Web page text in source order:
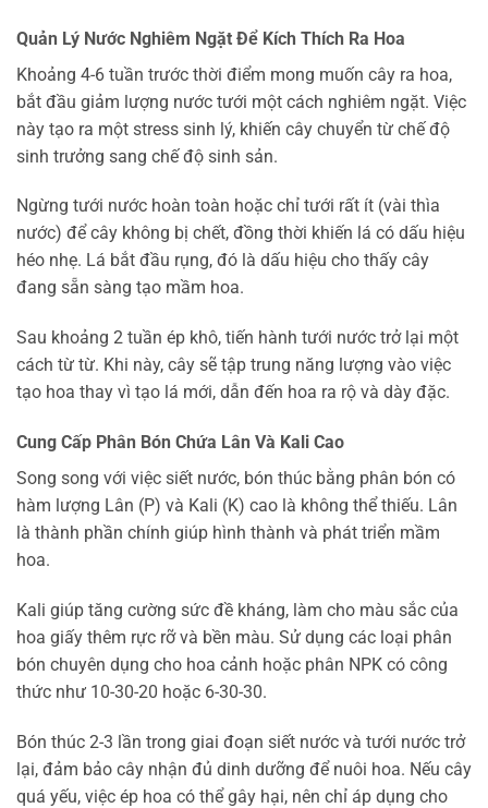
Quản Lý Nước Nghiêm Ngặt Để Kích Thích Ra Hoa
Khoảng 4-6 tuần trước thời điểm mong muốn cây ra hoa,
bắt đầu giảm lượng nước tưới một cách nghiêm ngặt. Việc
này tạo ra một stress sinh lý, khiến cây chuyển từ chế độ
sinh trưởng sang chế độ sinh sản.
Ngừng tưới nước hoàn toàn hoặc chỉ tưới rất ít (vài thìa
nước) để cây không bị chết, đồng thời khiến lá có dấu hiệu
héo nhẹ. Lá bắt đầu rụng, đó là dấu hiệu cho thấy cây
đang sẵn sàng tạo mầm hoa.
Sau khoảng 2 tuần ép khô, tiến hành tưới nước trở lại một
cách từ từ. Khi này, cây sẽ tập trung năng lượng vào việc
tạo hoa thay vì tạo lá mới, dẫn đến hoa ra rộ và dày đặc.
Cung Cấp Phân Bón Chứa Lân Và Kali Cao
Song song với việc siết nước, bón thúc bằng phân bón có
hàm lượng Lân (P) và Kali (K) cao là không thể thiếu. Lân
là thành phần chính giúp hình thành và phát triển mầm
hoa.
Kali giúp tăng cường sức đề kháng, làm cho màu sắc của
hoa giấy thêm rực rỡ và bền màu. Sử dụng các loại phân
bón chuyên dụng cho hoa cảnh hoặc phân NPK có công
thức như 10-30-20 hoặc 6-30-30.
Bón thúc 2-3 lần trong giai đoạn siết nước và tưới nước trở
lại, đảm bảo cây nhận đủ dinh dưỡng để nuôi hoa. Nếu cây
quá yếu, việc ép hoa có thể gây hại, nên chỉ áp dụng cho